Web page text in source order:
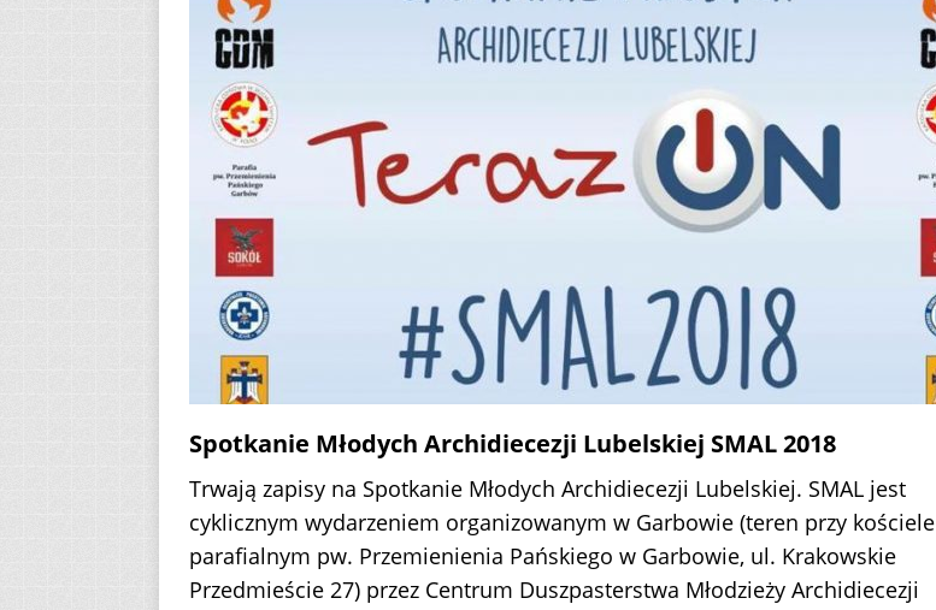
Spotkanie Młodych Archidiecezji Lubelskiej SMAL 2018
Trwają zapisy na Spotkanie Młodych Archidiecezji Lubelskiej. SMAL jest
cyklicznym wydarzeniem organizowanym w Garbowie (teren przy kościele
parafialnym pw. Przemienienia Pańskiego w Garbowie, ul. Krakowskie
Przedmieście 27) przez Centrum Duszpasterstwa Młodzieży Archidiecezji